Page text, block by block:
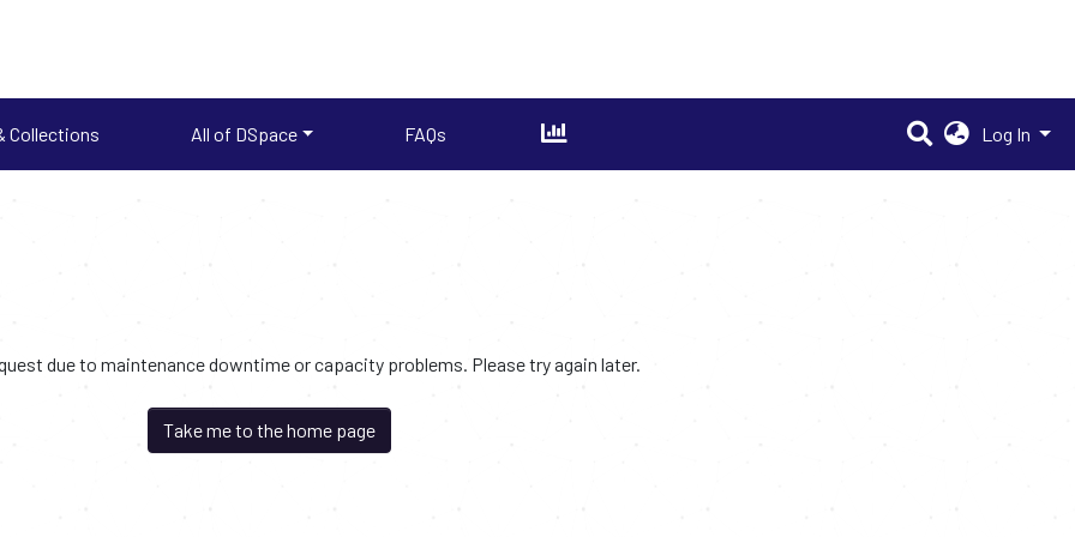
Collections All of DSpace FAQs Log In
due to maintenance downtime or capacity problems. Please try again later.
Take me to the home page